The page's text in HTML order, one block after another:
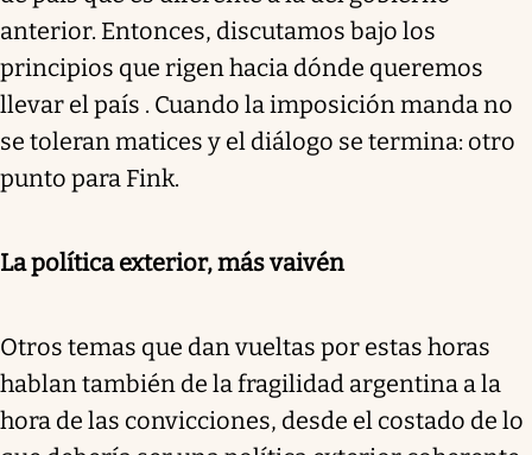
anterior. Entonces, discutamos bajo los
principios que rigen hacia dónde queremos
llevar el país . Cuando la imposición manda no
se toleran matices y el diálogo se termina: otro
punto para Fink.
La política exterior, más vaivén
Otros temas que dan vueltas por estas horas
hablan también de la fragilidad argentina a la
hora de las convicciones, desde el costado de lo